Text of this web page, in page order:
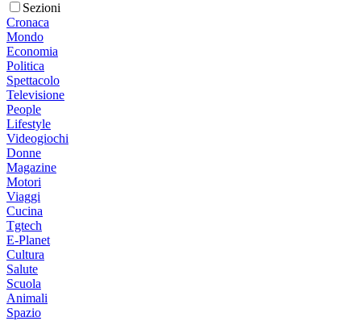
Sezioni
Cronaca
Mondo
Economia
Politica
Spettacolo
Televisione
People
Lifestyle
Videogiochi
Donne
Magazine
Motori
Viaggi
Cucina
Tgtech
E-Planet
Cultura
Salute
Scuola
Animali
Spazio